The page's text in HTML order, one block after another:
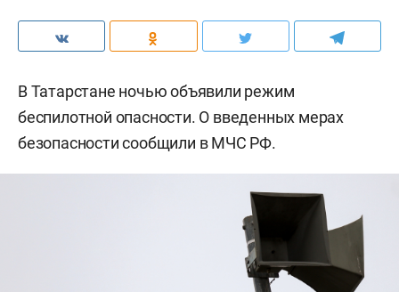
В Татарстане ночью объявили режим
беспилотной опасности. О введенных мерах
безопасности сообщили в МЧС РФ.